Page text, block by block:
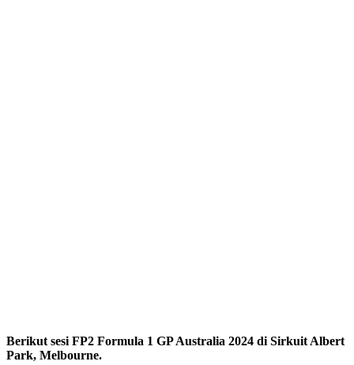
Berikut sesi FP2 Formula 1 GP Australia 2024 di Sirkuit Albert
Park, Melbourne.